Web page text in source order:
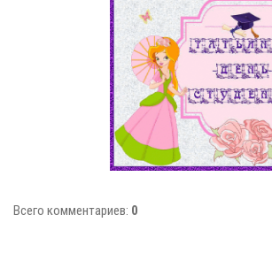
Всего комментариев: 0